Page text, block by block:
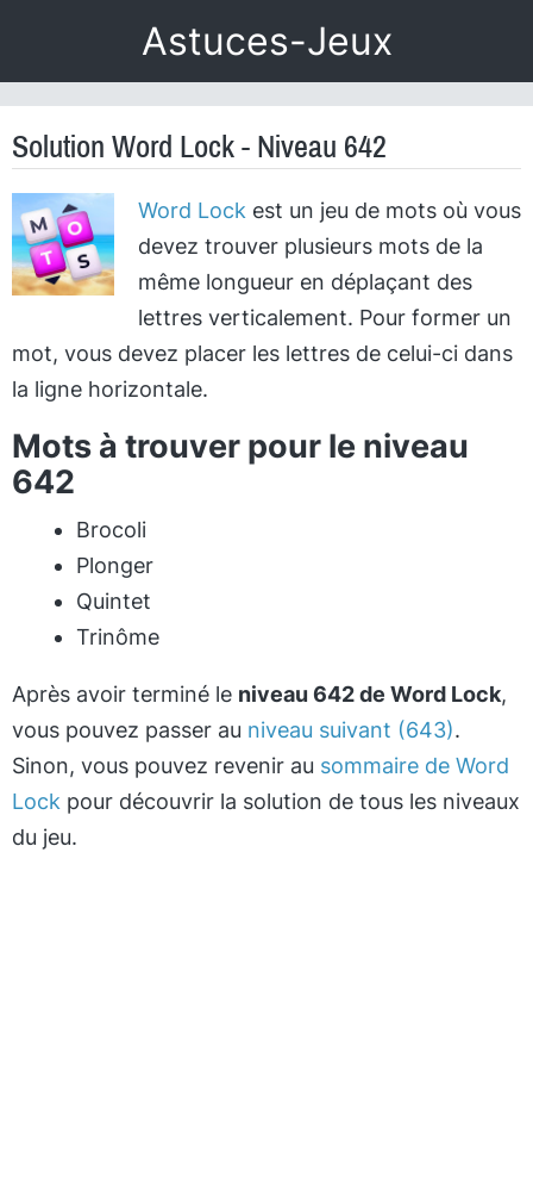
Astuces-Jeux
Solution Word Lock - Niveau 642
Word Lock est un jeu de mots où vous
devez trouver plusieurs mots de la
même longueur en déplaçant des
lettres verticalement. Pour former un
mot, vous devez placer les lettres de celui-ci dans
la ligne horizontale.
Mots à trouver pour le niveau
642
Brocoli
Plonger
Quintet
Trinôme
Après avoir terminé le niveau 642 de Word Lock,
vous pouvez passer au niveau suivant (643).
Sinon, vous pouvez revenir au sommaire de Word
Lock pour découvrir la solution de tous les niveaux
du jeu.